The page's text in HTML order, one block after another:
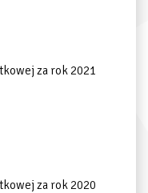
za rok 2021
za rok 2020